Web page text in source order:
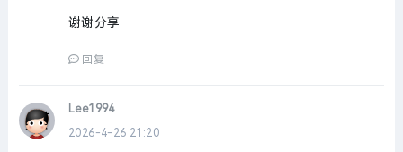
谢谢分享
回复
Lee1994
2026-4-26 21:20